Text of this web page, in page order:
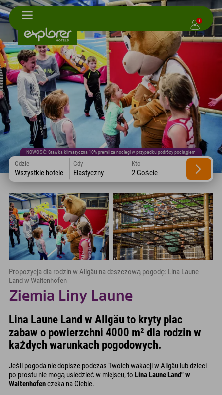
1
NOWOŚĆ: Stawka klimatyczna 10% premii za noclegi w przypadku podróży pociągiem
Gdzie
Wszystkie hotele
Gdy
Elastyczny
Kto
2 Goście
Propozycja dla rodzin w Allgäu na deszczową pogodę: Lina Laune
Land w Waltenhofen
Ziemia Liny Laune
Lina Laune Land w Allgäu to kryty plac
zabaw o powierzchni 4000 m² dla rodzin w
każdych warunkach pogodowych.
Jeśli pogoda nie dopisze podczas Twoich wakacji w Allgäu lub dzieci
po prostu nie mogą usiedzieć w miejscu, to Lina Laune Land" w
Waltenhofenczeka na Ciebie.